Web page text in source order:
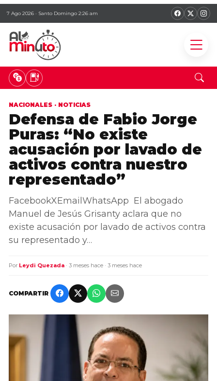
7 Ago 2026 · Santo Domingo 2:26 am
NACIONALES · NOTICIAS
Defensa de Fabio Jorge
Puras: “No existe
acusación por lavado de
activos contra nuestro
representado”
FacebookXEmailWhatsApp El abogado
Manuel de Jesús Grisanty aclara que no
existe acusación por lavado de activos contra
su representado y…
Por Leydi Quezada · 3 meses hace · 3 meses hace
COMPARTIR